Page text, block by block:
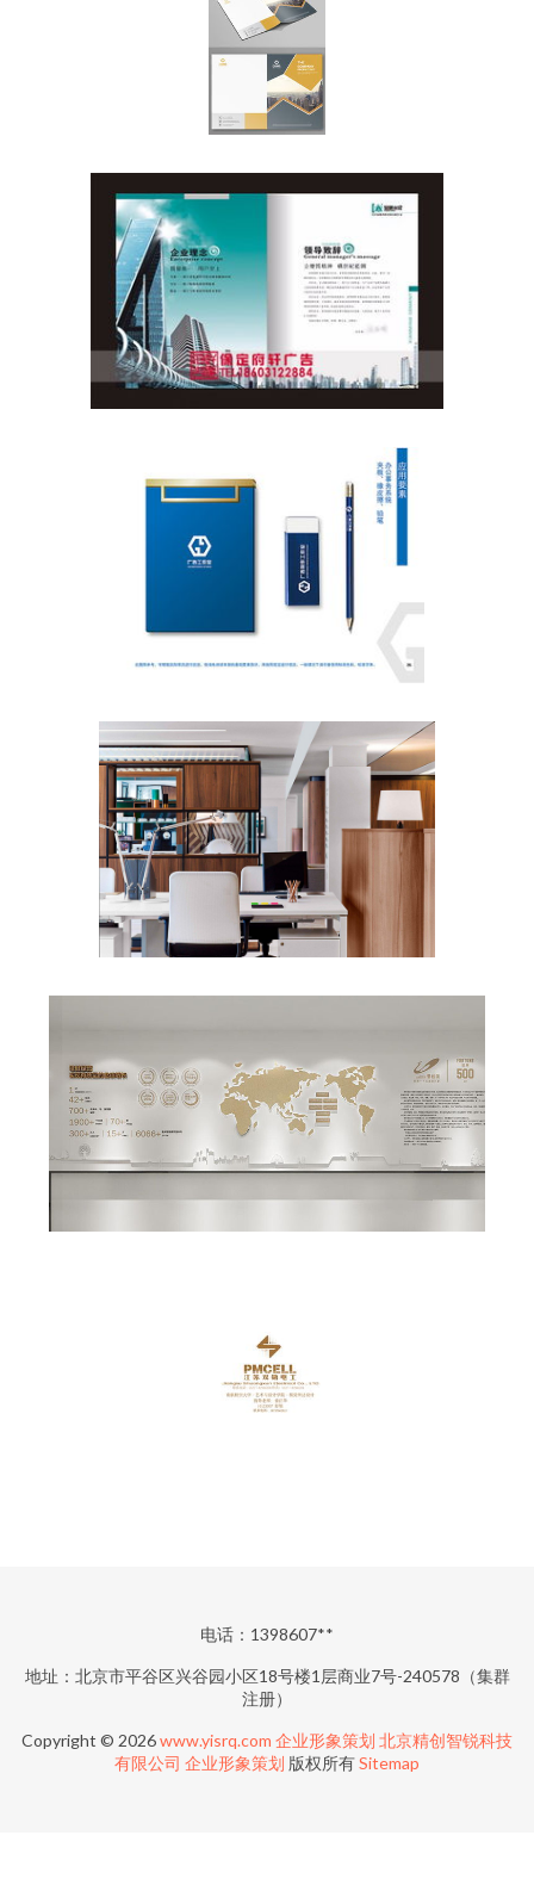
电话：1398607**
地址：北京市平谷区兴谷园小区18号楼1层商业7号-240578（集群
注册）
Copyright © 2026www.yisrq.com 企业形象策划 北京精创智锐科技
有限公司 企业形象策划 版权所有Sitemap